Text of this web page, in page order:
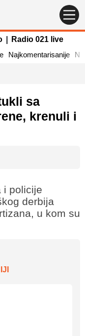
Radio 021 live
Najkomentarisanije
sa
krenuli i
i policije
derbija
u kom su